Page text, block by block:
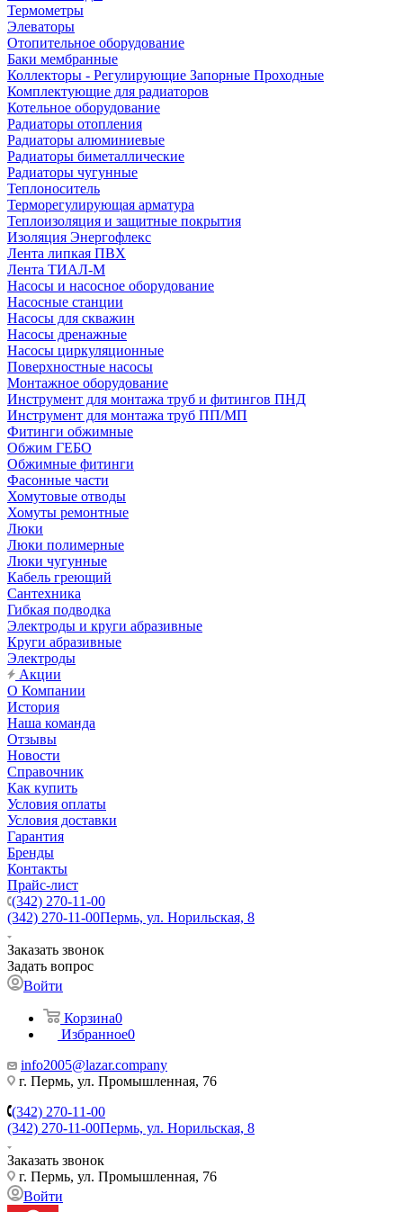
Термометры
Элеваторы
Отопительное оборудование
Баки мембранные
Коллекторы - Регулирующие Запорные Проходные
Комплектующие для радиаторов
Котельное оборудование
Радиаторы отопления
Радиаторы алюминиевые
Радиаторы биметаллические
Радиаторы чугунные
Теплоноситель
Терморегулирующая арматура
Теплоизоляция и защитные покрытия
Изоляция Энергофлекс
Лента липкая ПВХ
Лента ТИАЛ-М
Насосы и насосное оборудование
Насосные станции
Насосы для скважин
Насосы дренажные
Насосы циркуляционные
Поверхностные насосы
Монтажное оборудование
Инструмент для монтажа труб и фитингов ПНД
Инструмент для монтажа труб ПП/МП
Фитинги обжимные
Обжим ГЕБО
Обжимные фитинги
Фасонные части
Хомутовые отводы
Хомуты ремонтные
Люки
Люки полимерные
Люки чугунные
Кабель греющий
Сантехника
Гибкая подводка
Электроды и круги абразивные
Круги абразивные
Электроды
Акции
О Компании
История
Наша команда
Отзывы
Новости
Справочник
Как купить
Условия оплаты
Условия доставки
Гарантия
Бренды
Контакты
Прайс-лист
(342) 270-11-00
(342) 270-11-00Пермь, ул. Норильская, 8
Заказать звонок
Задать вопрос
Войти
Корзина0
Избранное0
info2005@lazar.company
г. Пермь, ул. Промышленная, 76
(342) 270-11-00
(342) 270-11-00Пермь, ул. Норильская, 8
Заказать звонок
г. Пермь, ул. Промышленная, 76
Войти